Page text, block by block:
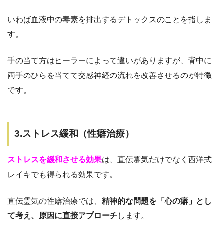
いわば血液中の毒素を排出するデトックスのことを指しま
す。
手の当て方はヒーラーによって違いがありますが、背中に
両手のひらを当てて交感神経の流れを改善させるのが特徴
です。
3.ストレス緩和（性癖治療）
ストレスを緩和させる効果は、直伝霊気だけでなく西洋式
レイキでも得られる効果です。
直伝霊気の性癖治療では、 精神的な問題を「心の癖」とし
て考え、原因に直接アプローチします。